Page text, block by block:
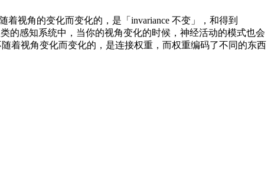
视角的变化而变化的，是「invariance 不变」，和得到
的感知系统中，当你的视角变化的时候，神经活动的模式也会
着视角变化而变化的，是连接权重，而权重编码了不同的东西